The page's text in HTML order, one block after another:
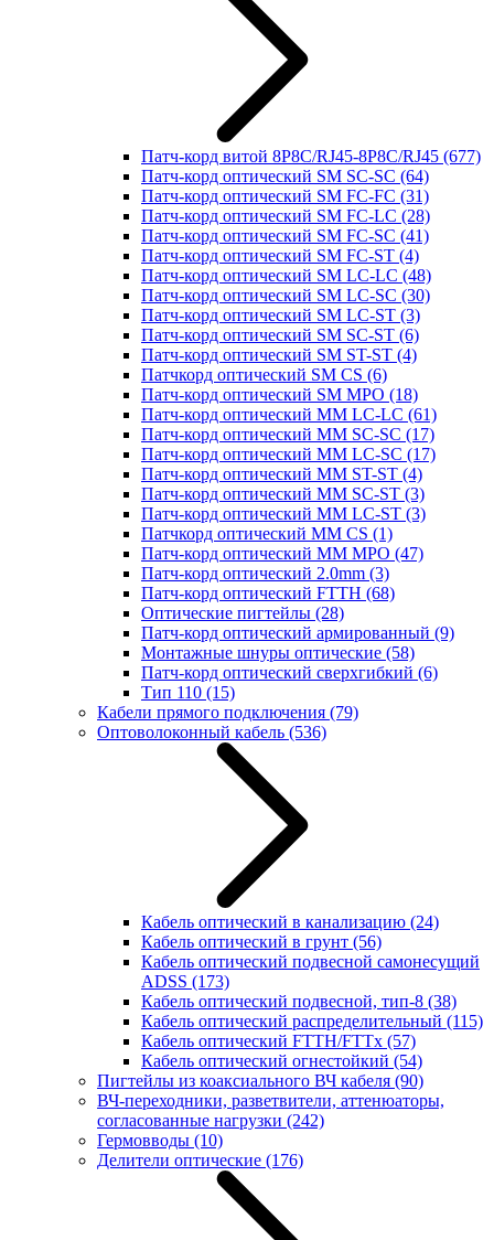
Патч-корд витой 8P8C/RJ45-8P8C/RJ45 (677)
Патч-корд оптический SM SC-SC (64)
Патч-корд оптический SM FC-FC (31)
Патч-корд оптический SM FC-LC (28)
Патч-корд оптический SM FC-SC (41)
Патч-корд оптический SM FC-ST (4)
Патч-корд оптический SM LC-LC (48)
Патч-корд оптический SM LC-SC (30)
Патч-корд оптический SM LC-ST (3)
Патч-корд оптический SM SC-ST (6)
Патч-корд оптический SM ST-ST (4)
Патчкорд оптический SM CS (6)
Патч-корд оптический SM MPO (18)
Патч-корд оптический MM LC-LC (61)
Патч-корд оптический MM SC-SC (17)
Патч-корд оптический MM LC-SC (17)
Патч-корд оптический MM ST-ST (4)
Патч-корд оптический MM SC-ST (3)
Патч-корд оптический MM LC-ST (3)
Патчкорд оптический MM CS (1)
Патч-корд оптический MM MPO (47)
Патч-корд оптический 2.0mm (3)
Патч-корд оптический FTTH (68)
Оптические пигтейлы (28)
Патч-корд оптический армированный (9)
Монтажные шнуры оптические (58)
Патч-корд оптический сверхгибкий (6)
Тип 110 (15)
Кабели прямого подключения (79)
Оптоволоконный кабель (536)
Кабель оптический в канализацию (24)
Кабель оптический в грунт (56)
Кабель оптический подвесной самонесущий
ADSS (173)
Кабель оптический подвесной, тип-8 (38)
Кабель оптический распределительный (115)
Кабель оптический FTTH/FTTx (57)
Кабель оптический огнестойкий (54)
Пигтейлы из коаксиального ВЧ кабеля (90)
ВЧ-переходники, разветвители, аттенюаторы,
согласованные нагрузки (242)
Гермовводы (10)
Делители оптические (176)